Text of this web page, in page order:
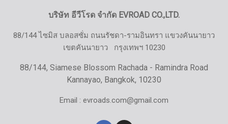
บริษัท อีวีโรด จำกัด EVROAD CO.,LTD.
88/144 ไซมิส บลอสซั่ม ถนนรัชดา-รามอินทรา แขวงคันนายาว
เขตคันนายาว กรุงเทพฯ 10230
88/144, Siamese Blossom Rachada - Ramindra Road
Kannayao, Bangkok, 10230
Email : evroads.com@gmail.com